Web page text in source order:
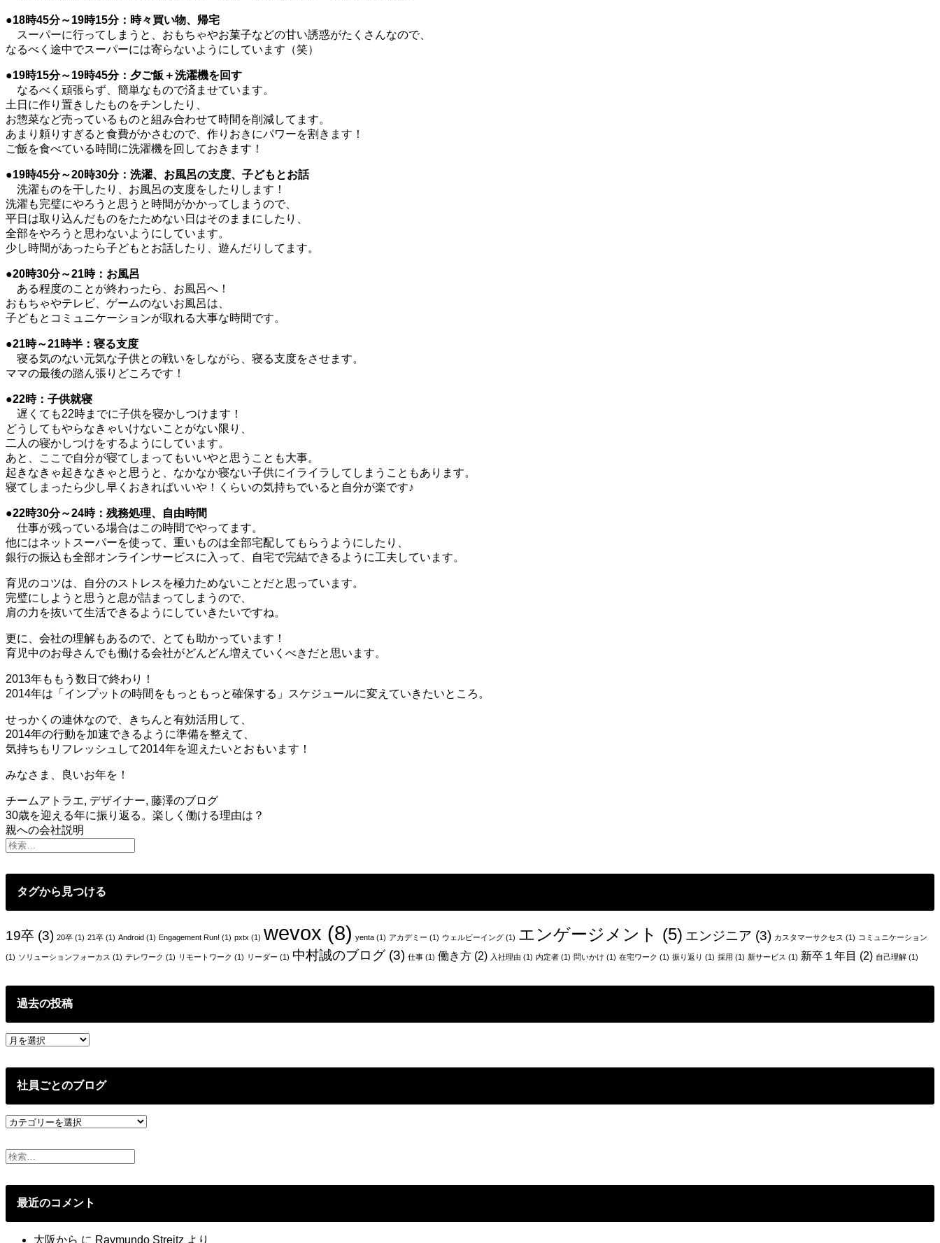
●18時45分～19時15分：時々買い物、帰宅
スーパーに行ってしまうと、おもちゃやお菓子などの甘い誘惑がたくさんなので、
なるべく途中でスーパーには寄らないようにしています（笑）
●19時15分～19時45分：夕ご飯＋洗濯機を回す
なるべく頑張らず、簡単なもので済ませています。
土日に作り置きしたものをチンしたり、
お惣菜など売っているものと組み合わせて時間を削減してます。
あまり頼りすぎると食費がかさむので、作りおきにパワーを割きます！
ご飯を食べている時間に洗濯機を回しておきます！
●19時45分～20時30分：洗濯、お風呂の支度、子どもとお話
洗濯ものを干したり、お風呂の支度をしたりします！
洗濯も完璧にやろうと思うと時間がかかってしまうので、
平日は取り込んだものをたためない日はそのままにしたり、
全部をやろうと思わないようにしています。
少し時間があったら子どもとお話したり、遊んだりしてます。
●20時30分～21時：お風呂
ある程度のことが終わったら、お風呂へ！
おもちゃやテレビ、ゲームのないお風呂は、
子どもとコミュニケーションが取れる大事な時間です。
●21時～21時半：寝る支度
寝る気のない元気な子供との戦いをしながら、寝る支度をさせます。
ママの最後の踏ん張りどころです！
●22時：子供就寝
遅くても22時までに子供を寝かしつけます！
どうしてもやらなきゃいけないことがない限り、
二人の寝かしつけをするようにしています。
あと、ここで自分が寝てしまってもいいやと思うことも大事。
起きなきゃ起きなきゃと思うと、なかなか寝ない子供にイライラしてしまうこともあります。
寝てしまったら少し早くおきればいいや！くらいの気持ちでいると自分が楽です♪
●22時30分～24時：残務処理、自由時間
仕事が残っている場合はこの時間でやってます。
他にはネットスーパーを使って、重いものは全部宅配してもらうようにしたり、
銀行の振込も全部オンラインサービスに入って、自宅で完結できるように工夫しています。
育児のコツは、自分のストレスを極力ためないことだと思っています。
完璧にしようと思うと息が詰まってしまうので、
肩の力を抜いて生活できるようにしていきたいですね。
更に、会社の理解もあるので、とても助かっています！
育児中のお母さんでも働ける会社がどんどん増えていくべきだと思います。
2013年ももう数日で終わり！
2014年は「インプットの時間をもっともっと確保する」スケジュールに変えていきたいところ。
せっかくの連休なので、きちんと有効活用して、
2014年の行動を加速できるように準備を整えて、
気持ちもリフレッシュして2014年を迎えたいとおもいます！
みなさま、良いお年を！
チームアトラエ, デザイナー, 藤澤のブログ
投
稿
ビ
ゲ
ー
シ
ン
30歳を迎える年に振り返る。楽しく働ける理由は？
親への会社説明
タグから見つける
19卒 (3) 20卒 (1) 21卒 (1) Android (1) Engagement Run! (1) pxtx (1) wevox (8) yenta (1) アカデミー (1) ウェルビーイング (1) エンゲージメント (5) エンジニア (3) カスタマーサクセス (1) コミュニケーション
(1) ソリューションフォーカス (1) テレワーク (1) リモートワーク (1) リーダー (1) 中村誠のブログ(3) 仕事 (1) 働き方 (2) 入社理由 (1) 内定者 (1) 問いかけ (1) 在宅ワーク (1) 振り返り (1) 採用 (1) 新サービス (1) 新卒１年目 (2) 自己理解 (1)
過去の投稿
過
の
社員ごとのブログ
社
ご
と
グ
最近のコメント
大阪から に Raymundo Streitz より